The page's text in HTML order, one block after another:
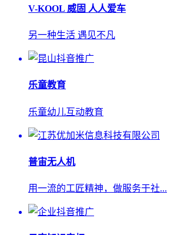
V-KOOL 威固 人人爱车
另一种生活 遇见不凡
乐童教育
乐童幼儿互动教育
普宙无人机
用一流的工匠精神，做服务于社...